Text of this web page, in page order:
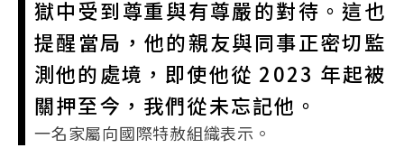
獄中受到尊重與有尊嚴的對待。這也
提醒當局，他的親友與同事正密切監
測他的處境，即使他從 2023 年起被
關押至今，我們從未忘記他。
一名家屬向國際特赦組織表示。